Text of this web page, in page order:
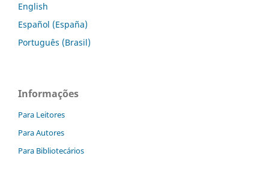
English
Español (España)
Português (Brasil)
Informações
Para Leitores
Para Autores
Para Bibliotecários